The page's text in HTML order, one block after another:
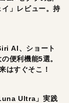
」レビュー。持
AI、ショート
便利機能5選。
はすぐそこ！
Ultra」実践